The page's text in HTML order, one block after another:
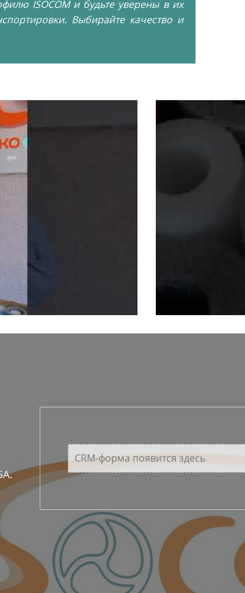
ISOCOM и будьте уверены в их
Выбирайте качество и
CRM-форма появится здесь